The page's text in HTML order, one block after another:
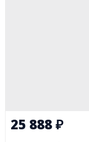
25 888₽